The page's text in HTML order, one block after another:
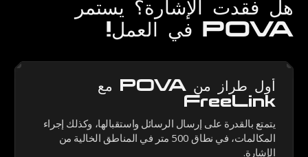
هل فقدت الإشارة؟ يستمر
POVA في العمل!
أول طراز من POVA مع
FreeLink
يتمتع بالقدرة على إرسال الرسائل واستقبالها، وكذلك إجراء
المكالمات، في نطاق 500 متر في المناطق الخالية من
الإشارة.